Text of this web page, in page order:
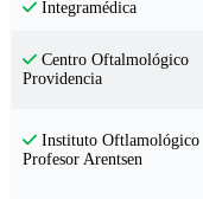
Integramédica
Centro Oftalmológico
Providencia
Instituto Oftlamológico
Profesor Arentsen